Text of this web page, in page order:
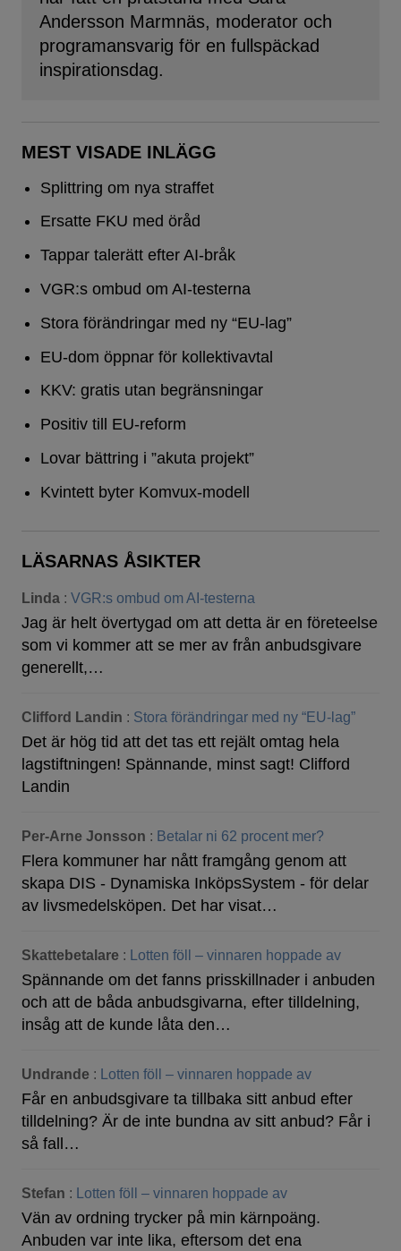
Andersson Marmnäs, moderator och
programansvarig för en fullspäckad
inspirationsdag.
MEST VISADE INLÄGG
Splittring om nya straffet
Ersatte FKU med öråd
Tappar talerätt efter AI-bråk
VGR:s ombud om AI-testerna
Stora förändringar med ny “EU-lag”
EU-dom öppnar för kollektivavtal
KKV: gratis utan begränsningar
Positiv till EU-reform
Lovar bättring i ”akuta projekt”
Kvintett byter Komvux-modell
LÄSARNAS ÅSIKTER
Linda : VGR:s ombud om AI-testerna
Jag är helt övertygad om att detta är en företeelse
som vi kommer att se mer av från anbudsgivare
generellt,…
Clifford Landin : Stora förändringar med ny “EU-lag”
Det är hög tid att det tas ett rejält omtag hela
lagstiftningen! Spännande, minst sagt! Clifford
Landin
Per-Arne Jonsson : Betalar ni 62 procent mer?
Flera kommuner har nått framgång genom att
skapa DIS - Dynamiska InköpsSystem - för delar
av livsmedelsköpen. Det har visat…
Skattebetalare : Lotten föll – vinnaren hoppade av
Spännande om det fanns prisskillnader i anbuden
och att de båda anbudsgivarna, efter tilldelning,
insåg att de kunde låta den…
Undrande : Lotten föll – vinnaren hoppade av
Får en anbudsgivare ta tillbaka sitt anbud efter
tilldelning? Är de inte bundna av sitt anbud? Får i
så fall…
Stefan : Lotten föll – vinnaren hoppade av
Vän av ordning trycker på min kärnpoäng.
Anbuden var inte lika, eftersom det ena